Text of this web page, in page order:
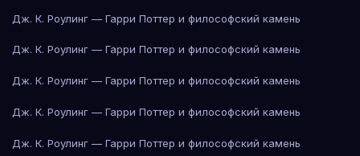
Дж. К. Роулинг — Гарри Поттер и философский камень
Дж. К. Роулинг — Гарри Поттер и философский камень
Дж. К. Роулинг — Гарри Поттер и философский камень
Дж. К. Роулинг — Гарри Поттер и философский камень
Дж. К. Роулинг — Гарри Поттер и философский камень